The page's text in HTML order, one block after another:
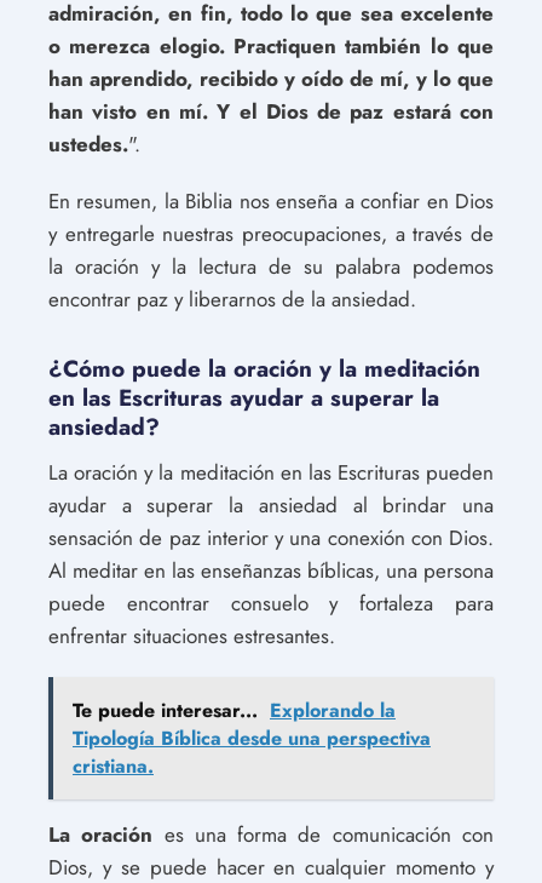
admiración, en fin, todo lo que sea excelente
o merezca elogio. Practiquen también lo que
han aprendido, recibido y oído de mí, y lo que
han visto en mí. Y el Dios de paz estará con
ustedes.".
En resumen, la Biblia nos enseña a confiar en Dios
y entregarle nuestras preocupaciones, a través de
la oración y la lectura de su palabra podemos
encontrar paz y liberarnos de la ansiedad.
¿Cómo puede la oración y la meditación
en las Escrituras ayudar a superar la
ansiedad?
La oración y la meditación en las Escrituras pueden
ayudar a superar la ansiedad al brindar una
sensación de paz interior y una conexión con Dios.
Al meditar en las enseñanzas bíblicas, una persona
puede encontrar consuelo y fortaleza para
enfrentar situaciones estresantes.
Te puede interesar... Explorando la
Tipología Bíblica desde una perspectiva
cristiana.
La oración es una forma de comunicación con
Dios, y se puede hacer en cualquier momento y